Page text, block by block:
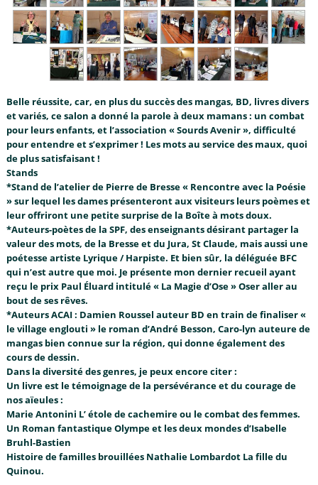
Belle réussite, car, en plus du succès des mangas, BD, livres divers
et variés, ce salon a donné la parole à deux mamans : un combat
pour leurs enfants, et l’association « Sourds Avenir », difficulté
pour entendre et s’exprimer ! Les mots au service des maux, quoi
de plus satisfaisant !
Stands
*Stand de l’atelier de Pierre de Bresse « Rencontre avec la Poésie
» sur lequel les dames présenteront aux visiteurs leurs poèmes et
leur offriront une petite surprise de la Boîte à mots doux.
*Auteurs-poètes de la SPF, des enseignants désirant partager la
valeur des mots, de la Bresse et du Jura, St Claude, mais aussi une
poétesse artiste Lyrique / Harpiste. Et bien sûr, la déléguée BFC
qui n’est autre que moi. Je présente mon dernier recueil ayant
reçu le prix Paul Éluard intitulé « La Magie d’Ose » Oser aller au
bout de ses rêves.
*Auteurs ACAI : Damien Roussel auteur BD en train de finaliser «
le village englouti » le roman d’André Besson, Caro-lyn auteure de
mangas bien connue sur la région, qui donne également des
cours de dessin.
Dans la diversité des genres, je peux encore citer :
Un livre est le témoignage de la persévérance et du courage de
nos aïeules :
Marie Antonini L’ étole de cachemire ou le combat des femmes.
Un Roman fantastique Olympe et les deux mondes d’Isabelle
Bruhl-Bastien
Histoire de familles brouillées Nathalie Lombardot La fille du
Quinou.